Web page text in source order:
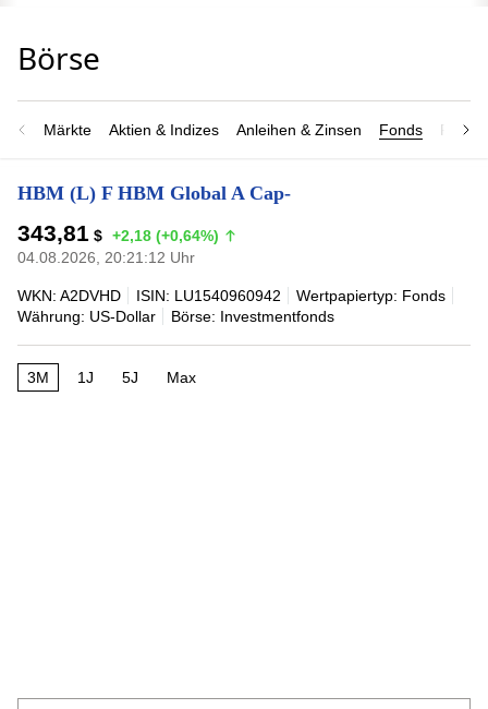
Märkte Aktien & Indizes Anleihen & Zinsen Fonds
HBM (L) F HBM Global A Cap-
343,81 $ +2,18 (+0,64%)
04.08.2026, 20:21:12 Uhr
WKN: A2DVHD ISIN: LU1540960942
Wertpapiertyp: Fonds
Währung: US-Dollar
Börse: Investmentfonds
3M 1J 5J Max